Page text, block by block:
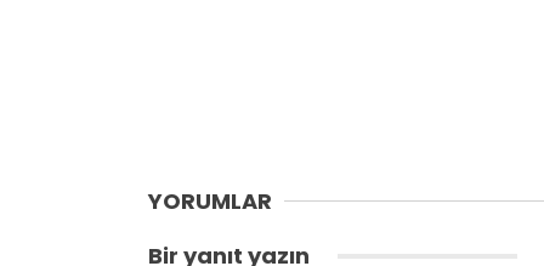
YORUMLAR
Bir yanıt yazın